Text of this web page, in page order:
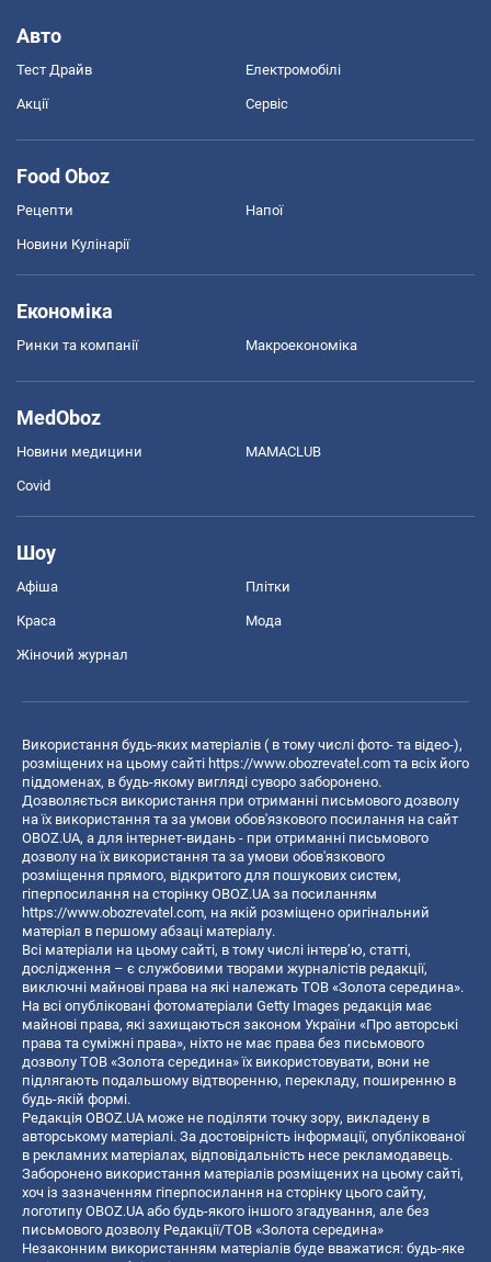
Авто
Тест Драйв Електромобілі
Акції Сервіс
Food Oboz
Рецепти Напої
Новини Кулінарії
Економіка
Ринки та компанії Макроекономіка
MedOboz
Новини медицини MAMACLUB
Covid
Шоу
Афіша Плітки
Краса Мода
Жіночий журнал
Використання будь-яких матеріалів ( в тому числі фото- та відео-),
розміщених на цьому сайті https://www.obozrevatel.com та всіх його
піддоменах, в будь-якому вигляді суворо заборонено.
Дозволяється використання при отриманні письмового дозволу
на їх використання та за умови обов'язкового посилання на сайт
OBOZ.UA, а для інтернет-видань - при отриманні письмового
дозволу на їх використання та за умови обов'язкового
розміщення прямого, відкритого для пошукових систем,
гіперпосилання на сторінку OBOZ.UA за посиланням
https://www.obozrevatel.com, на якій розміщено оригінальний
матеріал в першому абзаці матеріалу.
Всі матеріали на цьому сайті, в тому числі інтерв’ю, статті,
дослідження – є службовими творами журналістів редакції,
виключні майнові права на які належать ТОВ «Золота середина».
На всі опубліковані фотоматеріали Getty Images редакція має
майнові права, які захищаються законом України «Про авторські
права та суміжні права», ніхто не має права без письмового
дозволу ТОВ «Золота середина» їх використовувати, вони не
підлягають подальшому відтворенню, перекладу, поширенню в
будь-якій формі.
Редакція OBOZ.UA може не поділяти точку зору, викладену в
авторському матеріалі. За достовірність інформації, опублікованої
в рекламних матеріалах, відповідальність несе рекламодавець.
Заборонено використання матеріалів розміщених на цьому сайті,
хоч із зазначенням гіперпосилання на сторінку цього сайту,
логотипу OBOZ.UA або будь-якого іншого згадування, але без
письмового дозволу Редакції/ТОВ «Золота середина»
Незаконним використанням матеріалів буде вважатися: будь-яке